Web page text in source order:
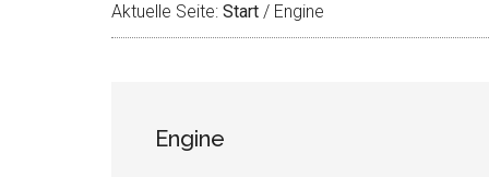
Aktuelle Seite: Start / Engine
Engine